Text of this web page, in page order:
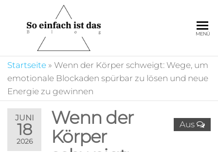
springen
ist das
sich zu informieren
und die
unterschiedlichsten
MENÜ
Startseite » Wenn der Körper schweigt: Wege, um
emotionale Blockaden spürbar zu lösen und neue
Energie zu gewinnen
JUNI
18
2026
Aus
Wenn der
Körper